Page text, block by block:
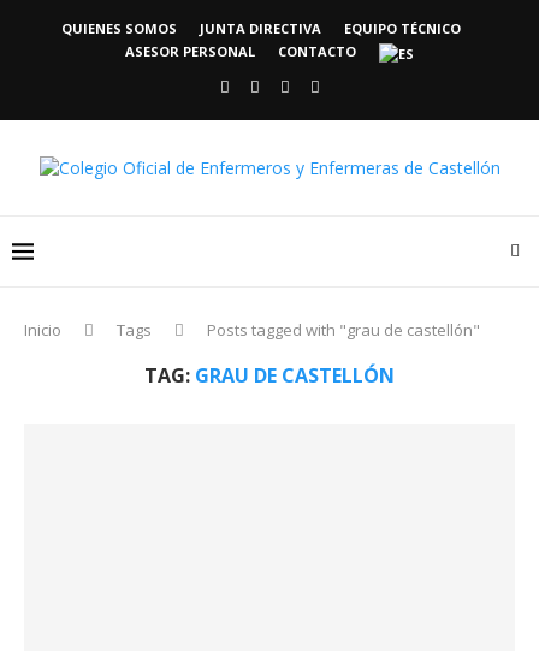
QUIENES SOMOS JUNTA DIRECTIVA
EQUIPO TÉCNICO
ASESOR PERSONAL
CONTACTO
Inicio Tags Posts tagged with "grau de castellón"
TAG: GRAU DE CASTELLÓN